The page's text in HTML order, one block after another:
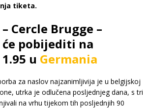
tiketa.
Cercle Brugge –
pobijediti na
u Germania
za naslov najzanimljivija je u belgijskoj
utrka je odlučena posljednjeg dana, s tri
na vrhu tijekom tih posljednjih 90